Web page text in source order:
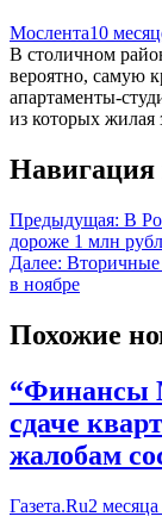
Мослента10
В столичном
вероятно, самую
апартаменты-
из которых
Навигация
Предыдущая: В
дороже 1 млн
Далее: Вторичные
в ноябре
Похожие
“Финансы
сдаче
жалобам
Газета.Ru2 месяца